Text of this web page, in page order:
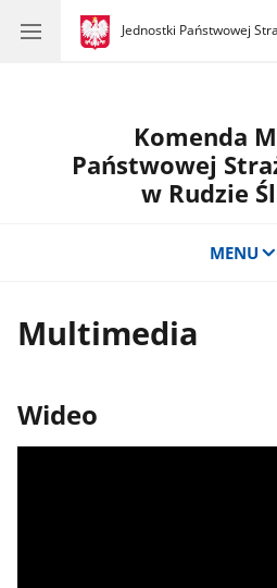
gov.pl
Jednostki Państwowej
gov.pl
Jednostki
Komenda
Państwowej
w Rudzie
MENU
Multimedia
Wideo